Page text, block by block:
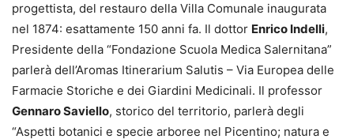
progettista, del restauro della Villa Comunale inaugurata
nel 1874: esattamente 150 anni fa. Il dottor Enrico Indelli,
Presidente della “Fondazione Scuola Medica Salernitana”
parlerà dell’Aromas Itinerarium Salutis – Via Europea delle
Farmacie Storiche e dei Giardini Medicinali. Il professor
Gennaro Saviello, storico del territorio, parlerà degli
“Aspetti botanici e specie arboree nel Picentino; natura e